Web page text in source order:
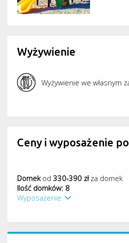
Wyżywienie
Wyżywienie we własnym
Ceny i wyposażenie
Domekod 330-390 złza domek
Ilość domków: 8
Wyposażenie